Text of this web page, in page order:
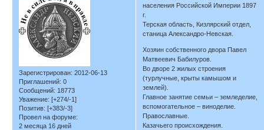
Зарегистрирован: 2012-06-13
Приглашений: 0
Сообщений: 18773
Уважение: [+274/-1]
Позитив: [+383/-3]
Провел на форуме:
2 месяца 16 дней
населения Российской Империи 1897
г.
Терская область, Кизлярский отдел,
станица Александро-Невская.
Хозяин собственного двора Павел
Матвеевич Бабилуров.
Во дворе 2 жилых строения
(турлучные, крыты камышом и
землей).
Главное занятие семьи – земледелие,
вспомогательное – виноделие.
Православные.
Казачьего происхождения.